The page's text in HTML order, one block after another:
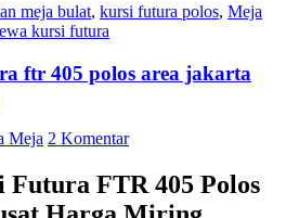
meja bulat, kursi futura polos, Meja
kursi futura
ftr 405 polos area jakarta
Meja 2 Komentar
Futura FTR 405 Polos